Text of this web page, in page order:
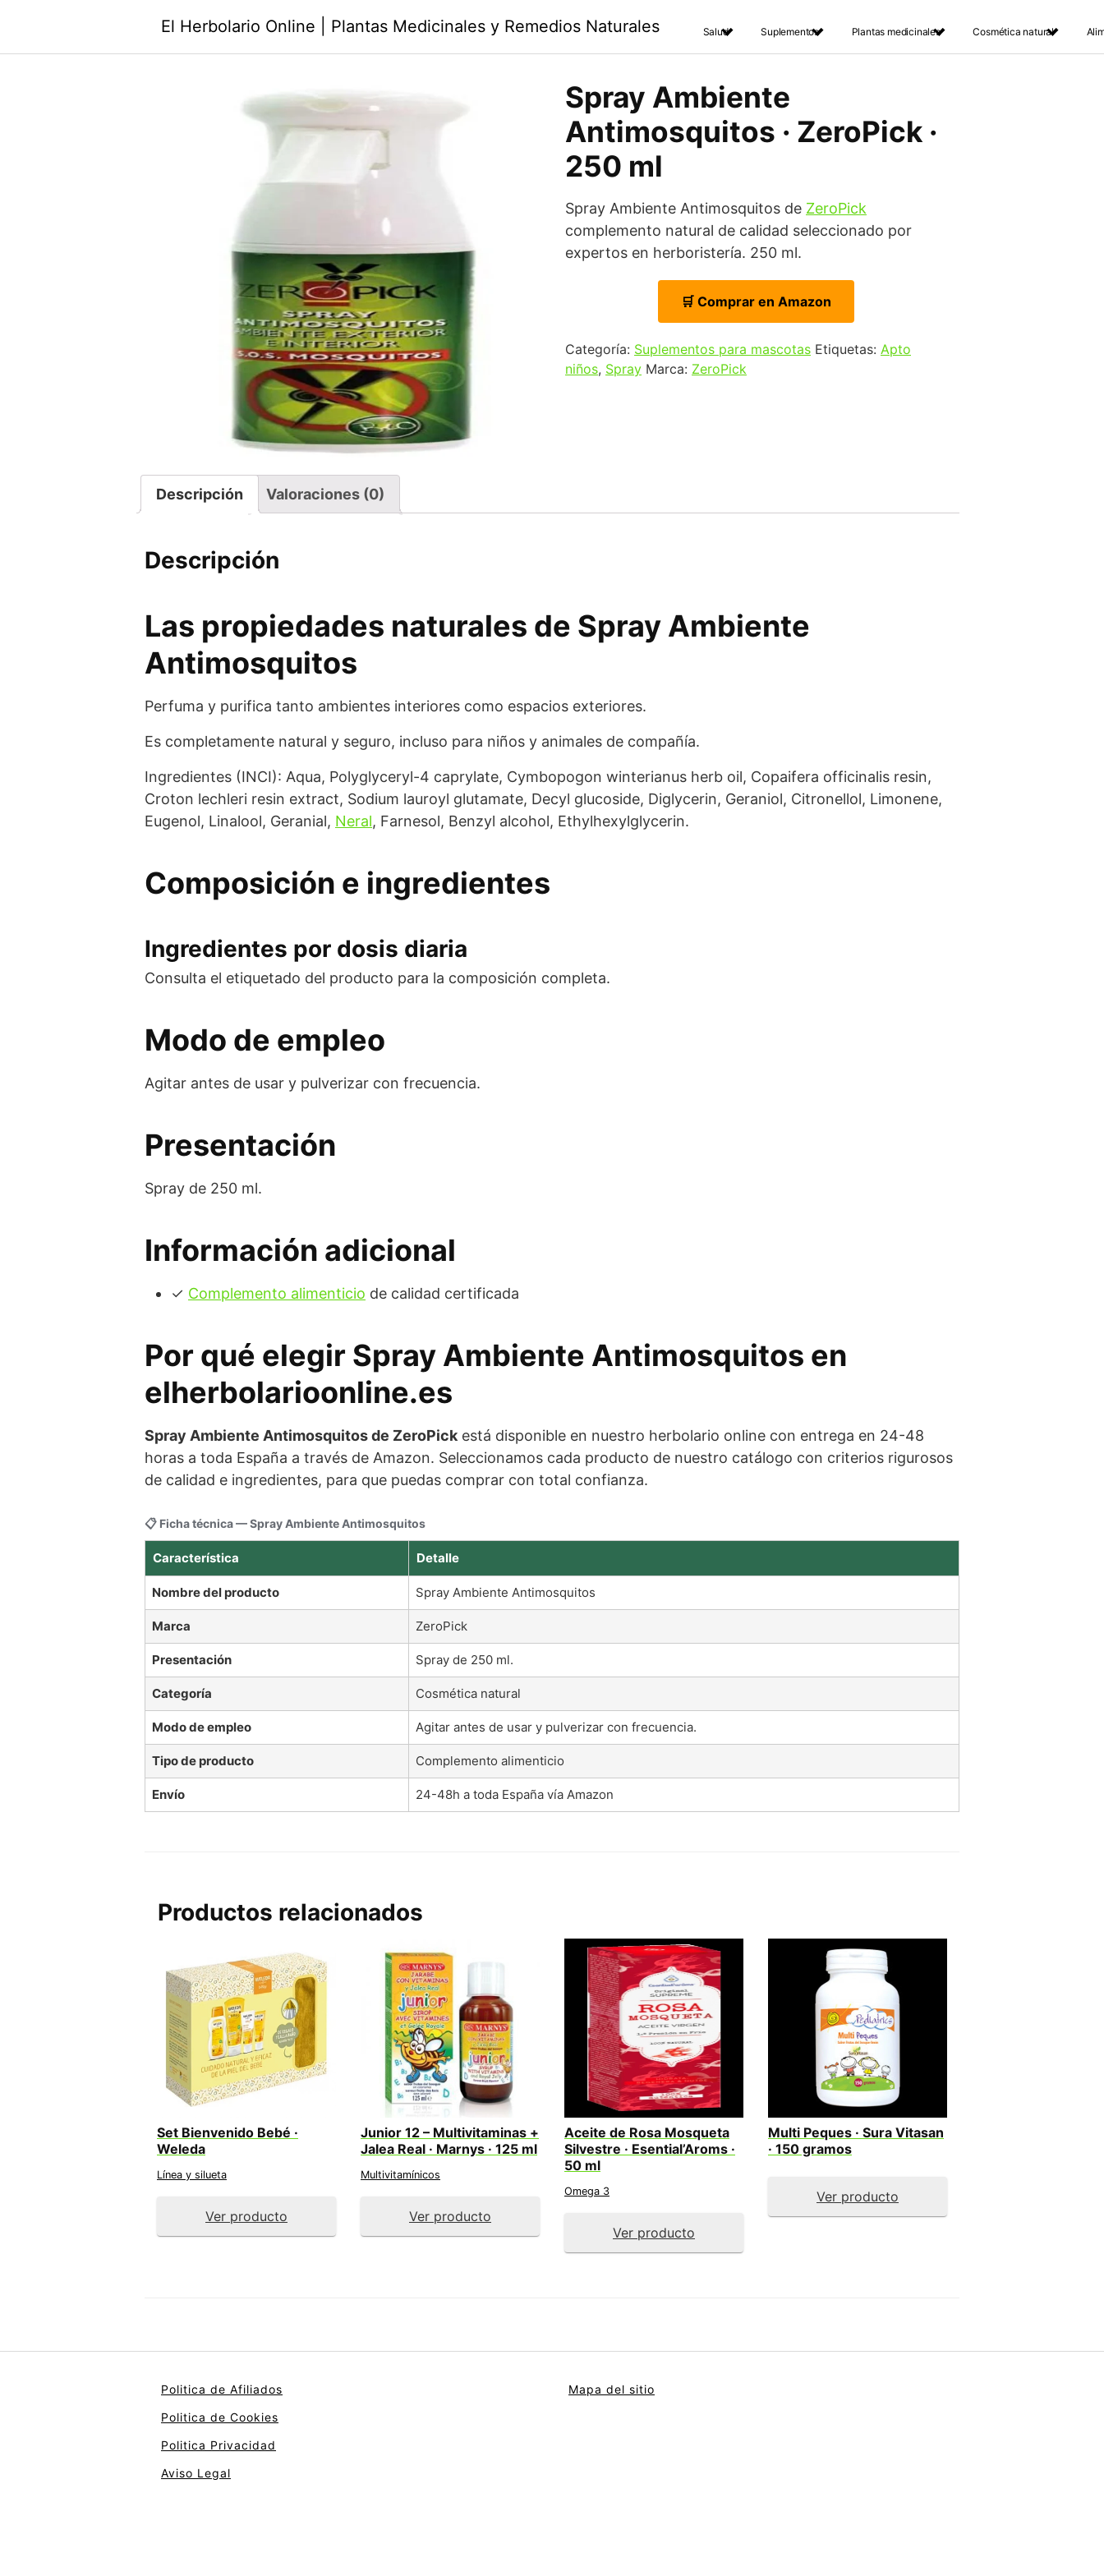
El Herbolario Online | Plantas Medicinales y Remedios Naturales Salud Suplementos Plantas medicinales Cosmética natural
Spray Ambiente
Antimosquitos · ZeroPick ·
250 ml
Spray Ambiente Antimosquitos de ZeroPick
complemento natural de calidad seleccionado por
expertos en herboristería. 250 ml.
🛒 Comprar en Amazon
Categoría: Suplementos para mascotas Etiquetas: Apto
niños, Spray Marca: ZeroPick
Descripción Valoraciones (0)
Descripción
Las propiedades naturales de Spray Ambiente
Antimosquitos
Perfuma y purifica tanto ambientes interiores como espacios exteriores.
Es completamente natural y seguro, incluso para niños y animales de compañía.
Ingredientes (INCI): Aqua, Polyglyceryl-4 caprylate, Cymbopogon winterianus herb oil, Copaifera officinalis resin,
Croton lechleri resin extract, Sodium lauroyl glutamate, Decyl glucoside, Diglycerin, Geraniol, Citronellol, Limonene,
Eugenol, Linalool, Geranial, Neral, Farnesol, Benzyl alcohol, Ethylhexylglycerin.
Composición e ingredientes
Ingredientes por dosis diaria
Consulta el etiquetado del producto para la composición completa.
Modo de empleo
Agitar antes de usar y pulverizar con frecuencia.
Presentación
Spray de 250 ml.
Información adicional
✓ Complemento alimenticio de calidad certificada
Por qué elegir Spray Ambiente Antimosquitos en
elherbolarioonline.es
Spray Ambiente Antimosquitos de ZeroPick está disponible en nuestro herbolario online con entrega en 24-48
horas a toda España a través de Amazon. Seleccionamos cada producto de nuestro catálogo con criterios rigurosos
de calidad e ingredientes, para que puedas comprar con total confianza.
📋 Ficha técnica — Spray Ambiente Antimosquitos
Característica Detalle
Nombre del producto Spray Ambiente Antimosquitos
Marca ZeroPick
Presentación Spray de 250 ml.
Categoría Cosmética natural
Modo de empleo Agitar antes de usar y pulverizar con frecuencia.
Tipo de producto Complemento alimenticio
Envío 24-48h a toda España vía Amazon
Productos relacionados
Set Bienvenido Bebé ·
Weleda
Línea y silueta
Ver producto
Junior 12 – Multivitaminas +
Jalea Real · Marnys · 125 ml
Multivitamínicos
Ver producto
Aceite de Rosa Mosqueta
Silvestre · Esential’Aroms ·
50 ml
Omega 3
Ver producto
Multi Peques · Sura Vitasan
· 150 gramos
Ver producto
Politica de Afiliados
Politica de Cookies
Politica Privacidad
Aviso Legal
Mapa del sitio